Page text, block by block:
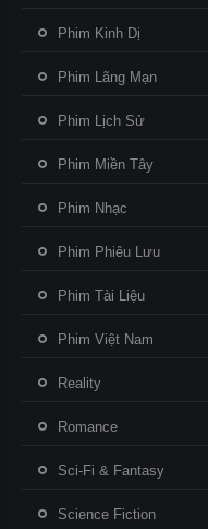
Phim Kinh Dị
Phim Lãng Mạn
Phim Lịch Sử
Phim Miền Tây
Phim Nhạc
Phim Phiêu Lưu
Phim Tài Liệu
Phim Việt Nam
Reality
Romance
Sci-Fi & Fantasy
Science Fiction